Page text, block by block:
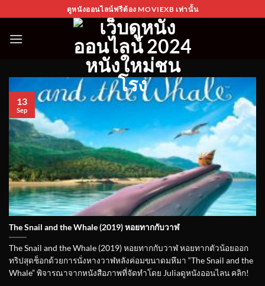
to
content
ดูหนังออนไลน์ฟรีต้อง MOVIEXB เท่านั้น
The Snail and the Whale (2019) หอยทากกับวาฬ
The Snail and the Whale (2019) หอยทากกับวาฬ หอยทากตัวน้อยออก
ทริปสุดช็อกด้วยการนั่งหางวาฬหลังค่อมขนาดมหึมา “The Snail and the
Whale” พิจารณาจากหนังสือภาพที่จัดทำโดย Juliaดูหนังออนไลน คลิก!
13
Sep